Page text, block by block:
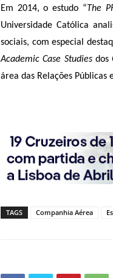
Em 2014, o estudo “The
Universidade Católica
sociais, com especial
Academic Case Studiesdos
área das Relações Públicas
TAGS Companhia Aérea